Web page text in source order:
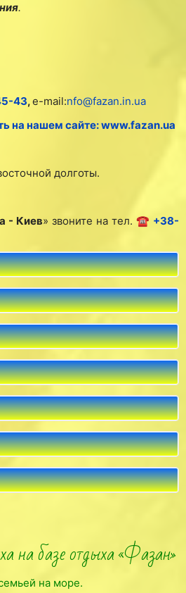
.
43,e-mail:nfo@fazan.in.ua
на нашем сайте: www.fazan.ua
долготы.
- Киев» звоните на тел. ☎ +38-
на базе отдыха «Фазан»
на море.